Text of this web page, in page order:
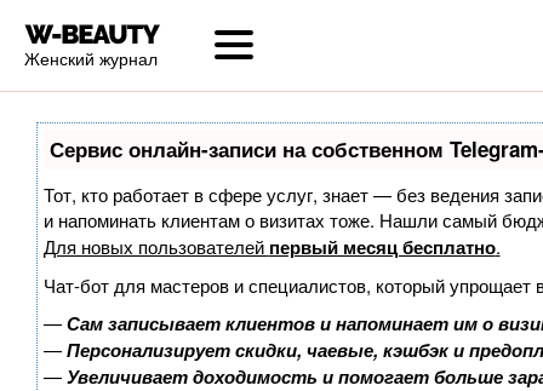
Женский журнал
Сервис онлайн-записи на собственном
Тот, кто работает в сфере услуг, знает — без ведения
и напоминать клиентам о визитах тоже. Нашли самый
Для новых пользователей первый месяц бесплатно.
Чат-бот для мастеров и специалистов, который упрощает
—Сам записывает клиентов и напоминает им о
—Персонализирует скидки, чаевые, кэшбэк и
—Увеличивает доходимость и помогает больше